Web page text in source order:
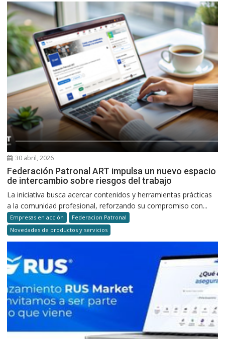
30 abril, 2026
Federación Patronal ART impulsa un nuevo espacio
de intercambio sobre riesgos del trabajo
La iniciativa busca acercar contenidos y herramientas prácticas
a la comunidad profesional, reforzando su compromiso con...
Empresas en acción
Federacion Patronal
Novedades de productos y servicios